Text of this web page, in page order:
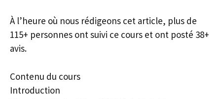
À l’heure où nous rédigeons cet article, plus de
115+ personnes ont suivi ce cours et ont posté 38+
avis.
Contenu du cours
Introduction